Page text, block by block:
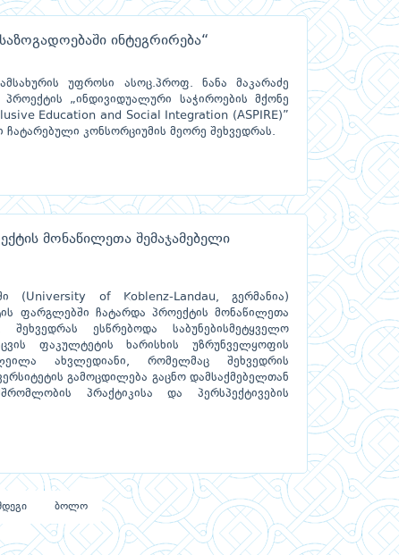
ინტეგრირება“
უფროსი ასოც.პროფ. ნანა მაკარაძე
„ინდივიდუალური საჭიროების მქონე
Education and Social Integration (ASPIRE)”
ჩატარებული კონსორციუმის მეორე შეხვედრას.
მონაწილეთა შემაჯამებელი
(University of Koblenz-Landau, გერმანია)
ფარგლებში ჩატარდა პროექტის მონაწილეთა
შეხვედრას ესწრებოდა საბუნებისმეტყველო
ფაკულტეტის ხარისხის უზრუნველყოფის
ახვლედიანი, რომელმაც შეხვედრის
გამოცდილება გაცნო დამსაქმებელთან
პრაქტიკისა და პერსპექტივების
ბოლო